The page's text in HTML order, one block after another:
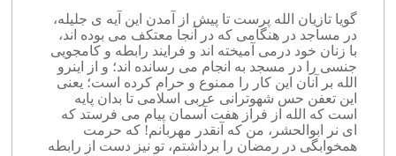
گویا تازیان الله پرست تا پیش از آمدن این آیه ی جلیله،
در مساجد در هنگامی که در آنجا معتکف می بوده اند،
با زنان خود درمی آمیخته اند و فرایند رابطه و کامجویی
جنسی را در مسجد به انجام می رسانده اند؛ و از اینرو
الله بر آنان این کار را ممنوع و حرام کرده است؛ یعنی
این تعفن حس شهوترانی عربی اسلامی تا بدان پایه
است که الله از فراز هفت آسمان پیام می فرستد که
ای نر ابوالحشر، من که آنقدر مهربانم! که حرمت
همخوابگی در رمضان را برداشتم، تو نیز دست از رابطه